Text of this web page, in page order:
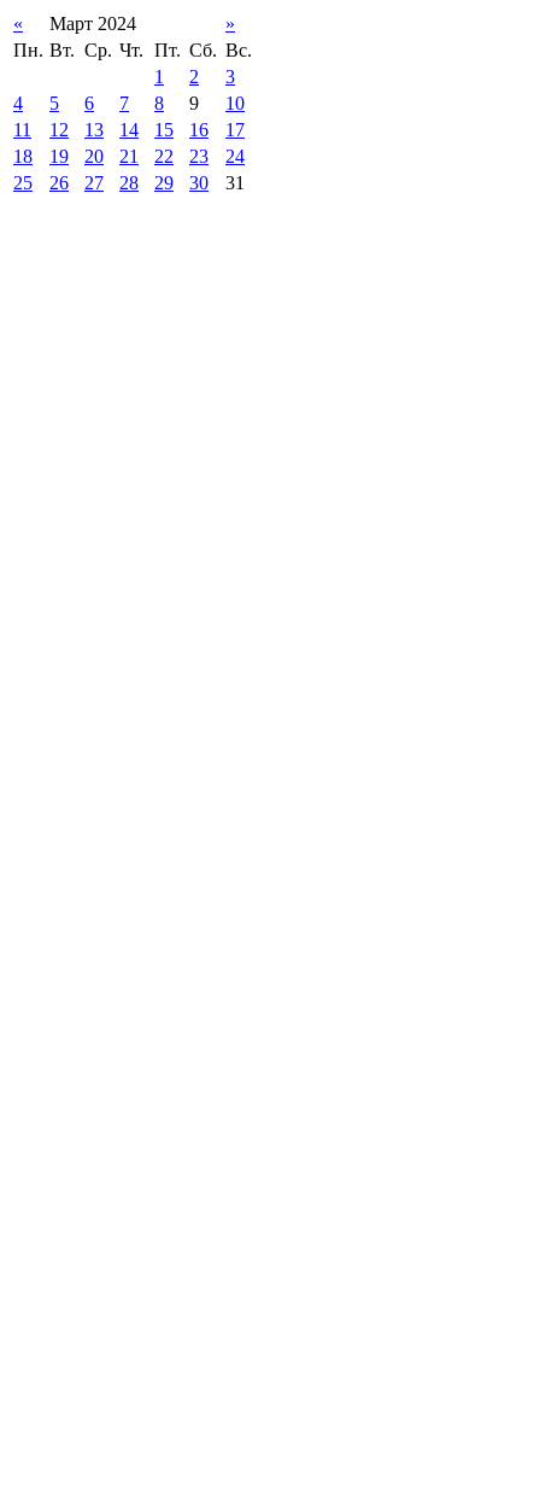
« Март 2024
»
Пн. Вт. Ср. Чт. Пт. Сб. Вс.
1
2
3
4
5 6 7 8 9
10
11
12 13 14 15 16
17
18
19 20 21 22 23
24
25
26 27 28 29 30 31